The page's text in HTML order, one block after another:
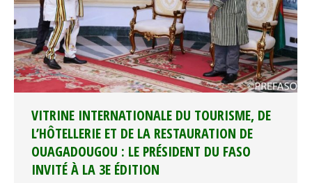
VITRINE INTERNATIONALE DU TOURISME, DE
L’HÔTELLERIE ET DE LA RESTAURATION DE
OUAGADOUGOU : LE PRÉSIDENT DU FASO
INVITÉ À LA 3E ÉDITION